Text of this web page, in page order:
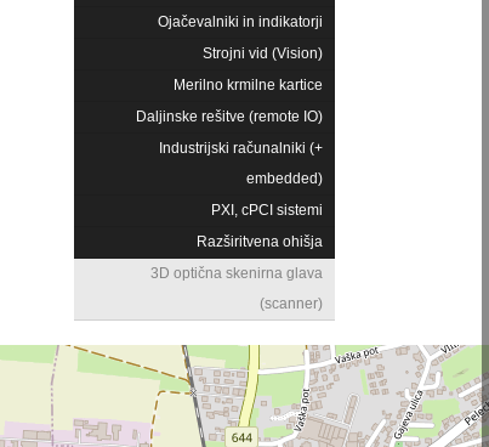
Ojačevalniki in indikatorji
Strojni vid (Vision)
Merilno krmilne kartice
Daljinske rešitve (remote IO)
Industrijski računalniki (+
embedded)
PXI, cPCI sistemi
Razširitvena ohišja
3D optična skenirna glava
(scanner)